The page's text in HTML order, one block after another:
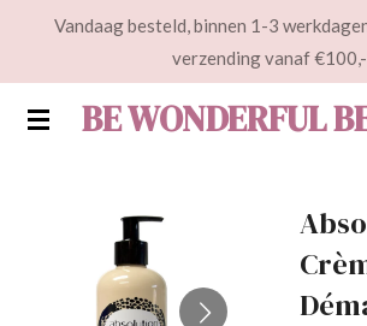
de
BE WONDERFUL
Vandaag besteld, binnen 1-3
verzending vanaf €100,-